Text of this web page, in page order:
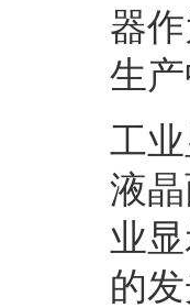
器
生
工
液
业
的